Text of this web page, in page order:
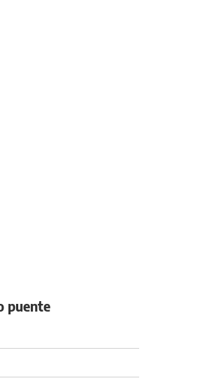
puente